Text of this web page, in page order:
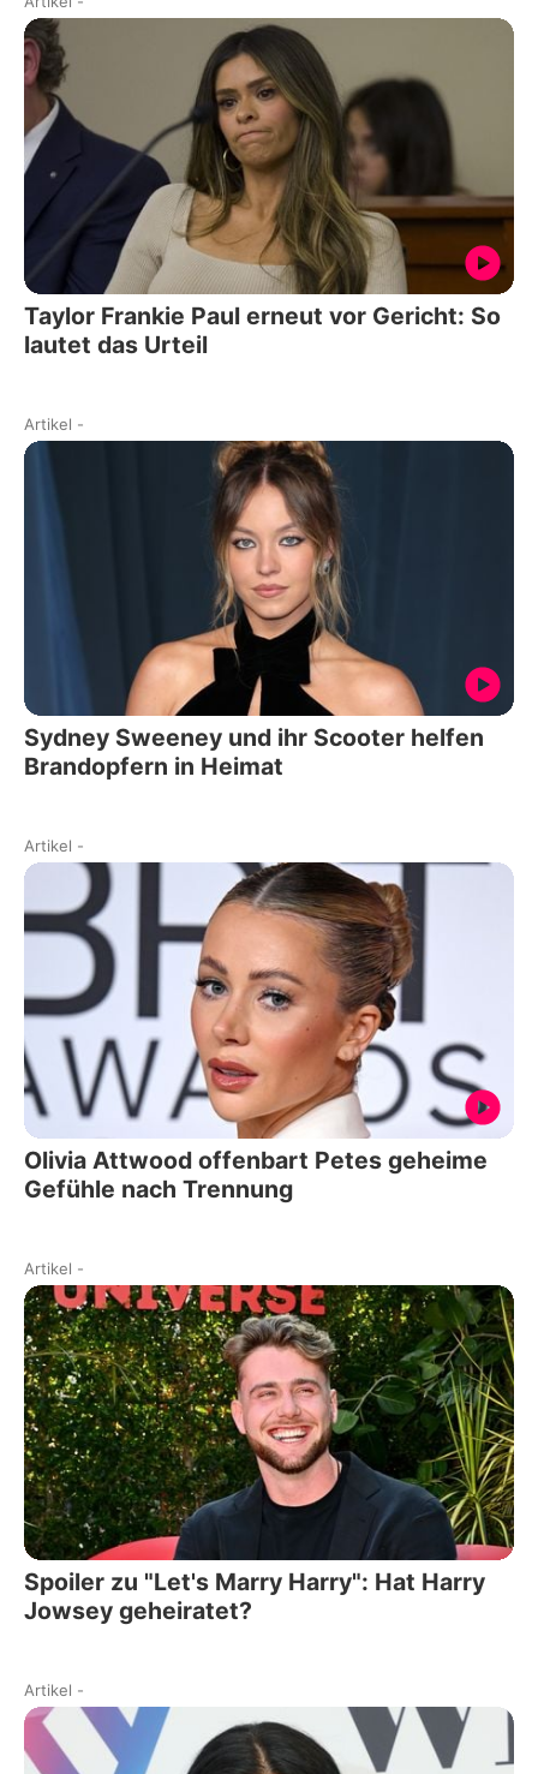
Taylor Frankie Paul erneut vor Gericht: So
lautet das Urteil
Artikel -
Sydney Sweeney und ihr Scooter helfen
Brandopfern in Heimat
Artikel -
Olivia Attwood offenbart Petes geheime
Gefühle nach Trennung
Artikel -
Spoiler zu "Let's Marry Harry": Hat Harry
Jowsey geheiratet?
Artikel -